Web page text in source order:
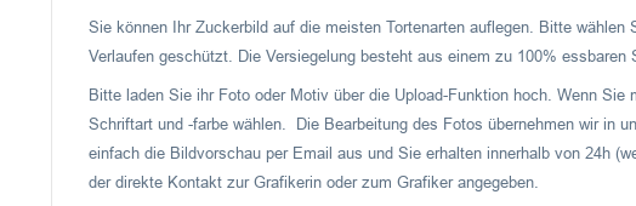
Sie können Ihr Zuckerbild auf die meisten Tortenarten auflegen. Bitte
Verlaufen geschützt. Die Versiegelung besteht aus einem zu 100%
Bitte laden Sie ihr Foto oder Motiv über die Upload-Funktion hoch. Wenn
Schriftart und -farbe wählen. Die Bearbeitung des Fotos übernehmen wir in
einfach die Bildvorschau per Email aus und Sie erhalten innerhalb von 24h
der direkte Kontakt zur Grafikerin oder zum Grafiker angegeben.